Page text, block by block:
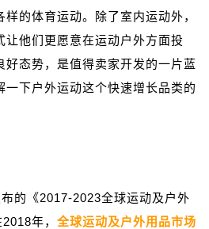
的体育运动。除了室内运动外，
让他们更愿意在运动户外方面投
好态势，是值得卖家开发的一片蓝
一下户外运动这个快速增长品类的
的《2017-2023全球运动及户外
年， 全球运动及户外用品市场